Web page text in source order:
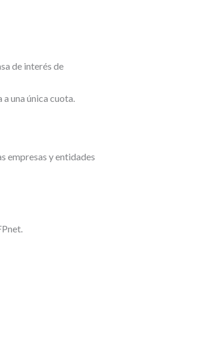
de interés de
a una única cuota.
empresas y entidades